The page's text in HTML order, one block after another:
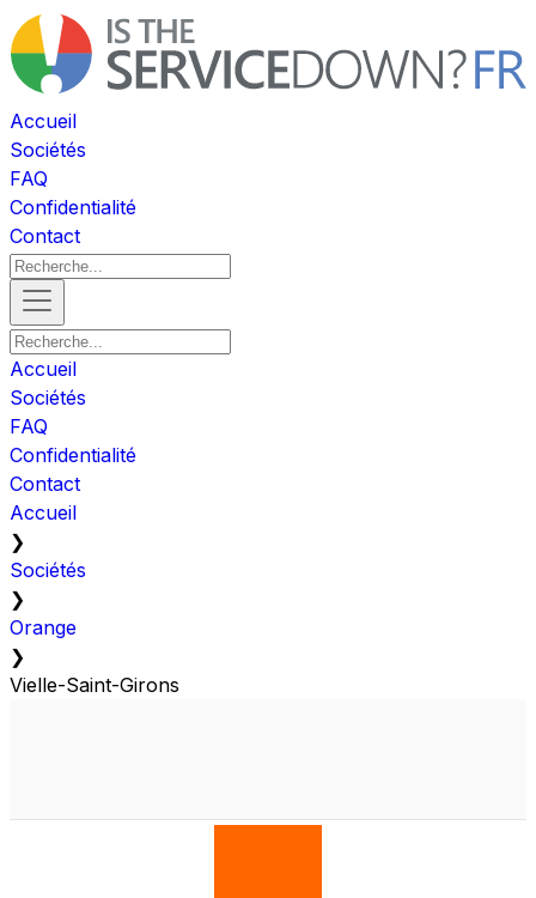
Accueil
Sociétés
FAQ
Confidentialité
Contact
Accueil
Sociétés
FAQ
Confidentialité
Contact
Accueil
❯
Sociétés
❯
Orange
❯
Vielle-Saint-Girons